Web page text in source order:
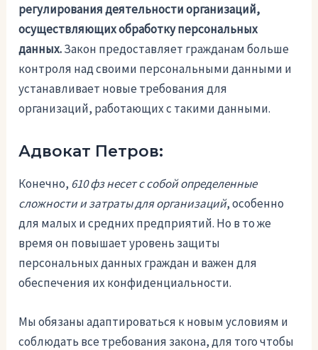
регулирования деятельности организаций,
осуществляющих обработку персональных
данных.Закон предоставляет гражданам больше
контроля над своими персональными данными и
устанавливает новые требования для
организаций, работающих с такими данными.
Адвокат Петров:
Конечно, 610 фз несет с собой определенные
сложности и затраты для организаций, особенно
для малых и средних предприятий. Но в то же
время он повышает уровень защиты
персональных данных граждан и важен для
обеспечения их конфиденциальности.
Мы обязаны адаптироваться к новым условиям и
соблюдать все требования закона, для того чтобы